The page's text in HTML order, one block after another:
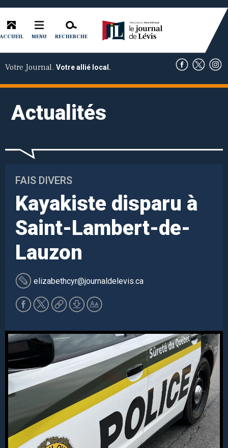
ACCUEIL MENU RECHERCHE
Votre Journal. Votre allié local.
Actualités
FAIS DIVERS
Kayakiste disparu à
Saint-Lambert-de-
Lauzon
elizabethcyr@journaldelevis.ca